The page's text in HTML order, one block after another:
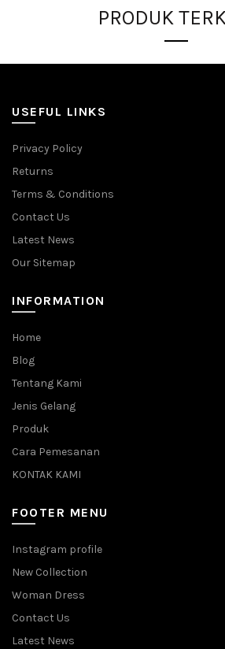
PRODUK
USEFUL LINKS
Privacy Policy
Returns
Terms & Conditions
Contact Us
Latest News
Our Sitemap
INFORMATION
Home
Blog
Tentang Kami
Jenis Gelang
Produk
Cara Pemesanan
KONTAK KAMI
FOOTER MENU
Instagram profile
New Collection
Woman Dress
Contact Us
Latest News